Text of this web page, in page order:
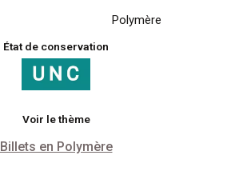
Polymère
État de conservation
Voir le thème
Billets en Polymère